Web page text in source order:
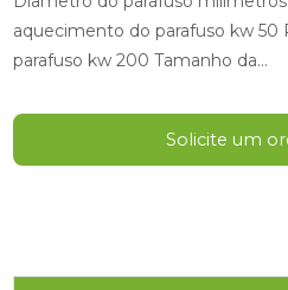
aquecimento do parafuso kw
parafuso kw 200 Tamanho da...
Solicite um